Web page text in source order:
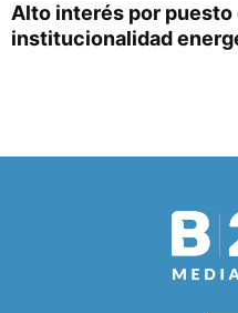
Alto interés por puesto
institucionalidad